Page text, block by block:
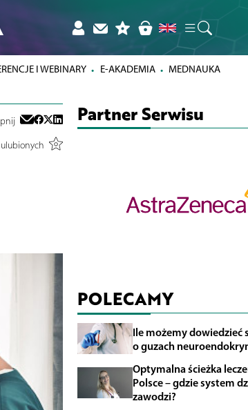
I WEBINARY E-AKADEMIA MEDNAUKA
Partner Serwisu
POLECAMY
Ile możemy dowiedzieć
o guzach
Optymalna ścieżka
Polsce – gdzie system
zawodzi?